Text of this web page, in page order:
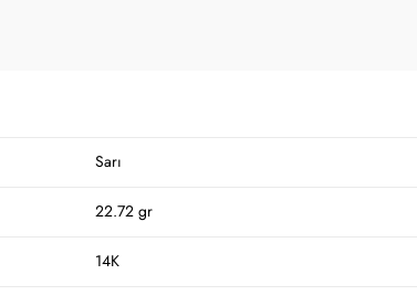
Sarı
22.72 gr
14K